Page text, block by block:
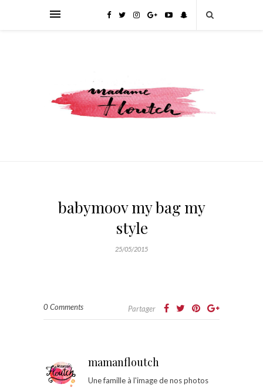
babymoov my bag my
style
25/05/2015
0 Comments Partager
mamanfloutch
Une famille à l'image de nos photos